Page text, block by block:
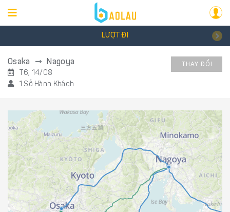
LƯỢT ĐI
Osaka Nagoya
T6, 14/08
1 Số Hành Khách
THAY ĐỔI